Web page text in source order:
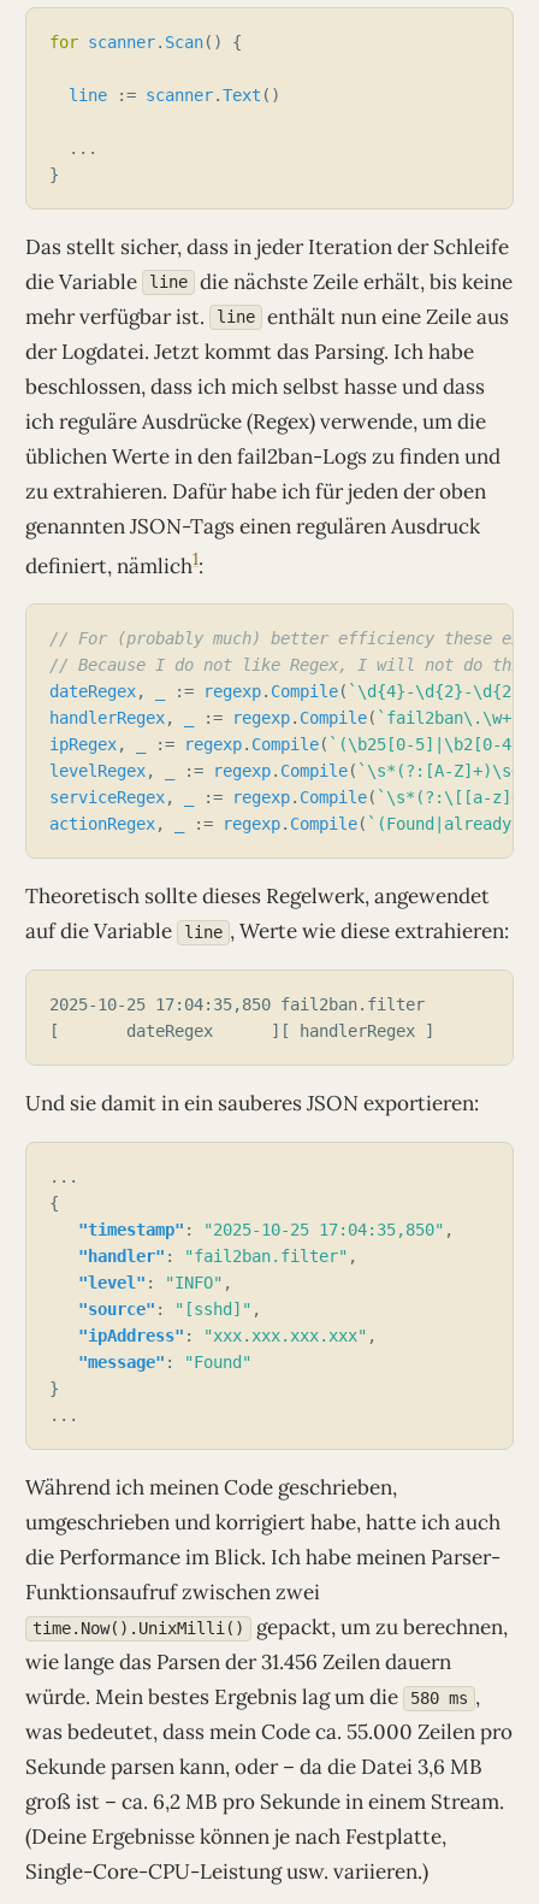
for scanner. Scan
line := scanner.Text
Das stellt sicher, dass in jeder Iteration der Schleife
die Variable line
die nächste Zeile erhält, bis keine
mehr verfügbar ist. line
enthält nun eine Zeile aus
der Logdatei. Jetzt kommt das Parsing. Ich habe
beschlossen, dass ich mich selbst hasse und dass
ich reguläre Ausdrücke (Regex) verwende, um die
üblichen Werte in den fail2ban-Logs zu finden und
zu extrahieren. Dafür habe ich für jeden der oben
genannten JSON-Tags einen regulären Ausdruck
definiert, nämlich1:
// For (probably much) better efficiency these
// Because I do not like Regex, I will not do this.
dateRegex, := regexp. Compile( `\d{4}-\d{2}-\d{2}`
handlerRegex, := regexp. Compile( `fail2ban\.\w+`
ipRegex, := regexp. Compile( `(\b25[0-5]|\b2[0-
levelRegex, := regexp. Compile( `\s*(?:[A-Z]+)\s+`
serviceRegex, := regexp. Compile( `\s*(?:\[[a-
actionRegex, := regexp. Compile( `(Found|already
Theoretisch sollte dieses Regelwerk, angewendet
auf die Variable line , Werte wie diese extrahieren:
Und sie damit in ein sauberes JSON exportieren:
"timestamp" : "2025-10-25 17:04:35,850"
"handler" : "fail2ban.filter"
"level" : "INFO"
"source" : "[sshd]"
"ipAddress" : "xxx.xxx.xxx.xxx"
"message" :
"Found"
Während ich meinen Code geschrieben,
umgeschrieben und korrigiert habe, hatte ich auch
die Performance im Blick. Ich habe meinen Parser-
Funktionsaufruf zwischen zwei
time.Now().UnixMilli()
gepackt, um zu berechnen,
wie lange das Parsen der 31.456 Zeilen dauern
würde. Mein bestes Ergebnis lag um die 580 ms ,
was bedeutet, dass mein Code ca. 55.000 Zeilen pro
Sekunde parsen kann, oder – da die Datei 3,6 MB
groß ist – ca. 6,2 MB pro Sekunde in einem Stream.
(Deine Ergebnisse können je nach Festplatte,
Single-Core-CPU-Leistung usw. variieren.)